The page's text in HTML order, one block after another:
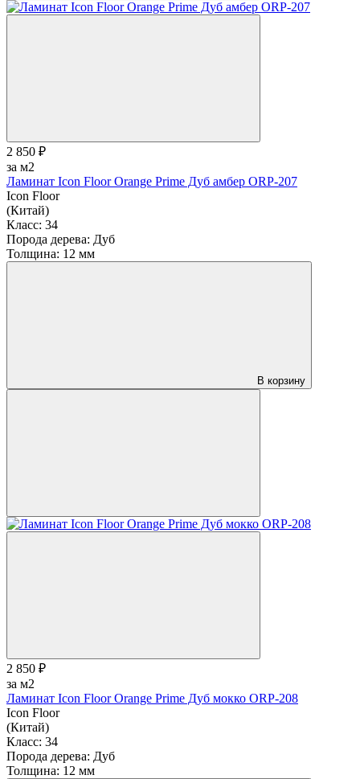
2 850 ₽
за м2
Ламинат Icon Floor Orange Prime Дуб амбер ORP-207
Icon Floor
(Китай)
Класс: 34
Порода дерева: Дуб
Толщина: 12 мм
В корзину
2 850 ₽
за м2
Ламинат Icon Floor Orange Prime Дуб мокко ORP-208
Icon Floor
(Китай)
Класс: 34
Порода дерева: Дуб
Толщина: 12 мм